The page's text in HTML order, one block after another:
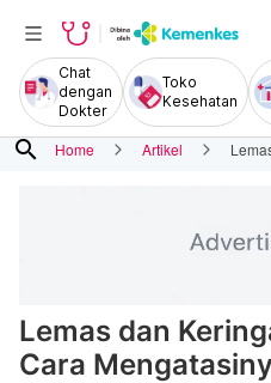
Chat
dengan
Dokter
Toko
Kesehatan
search Home Artikel
Lemas dan
Cara